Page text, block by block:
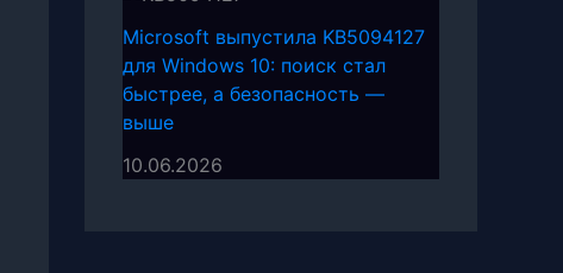
Microsoft выпустила KB5094127
для Windows 10: поиск стал
быстрее, а безопасность —
выше
10.06.2026